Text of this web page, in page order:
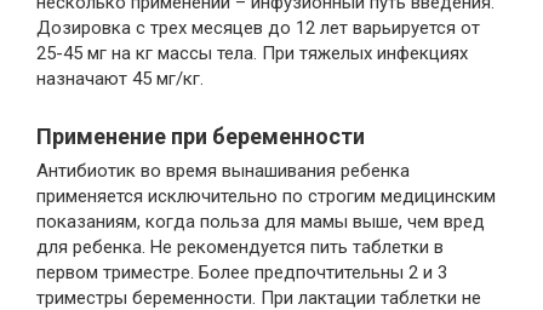
Дозировка с трех месяцев до 12 лет варьируется от
25-45 мг на кг массы тела. При тяжелых инфекциях
назначают 45 мг/кг.
Применение при беременности
Антибиотик во время вынашивания ребенка
применяется исключительно по строгим медицинским
показаниям, когда польза для мамы выше, чем вред
для ребенка. Не рекомендуется пить таблетки в
первом триместре. Более предпочтительны 2 и 3
триместры беременности. При лактации таблетки не